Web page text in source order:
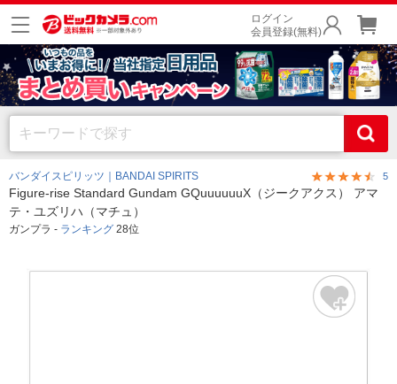
ログイン
会員登録(無料)
バンダイスピリッツ｜BANDAI SPIRITS 5
Figure-rise Standard Gundam GQuuuuuuX（ジークアクス） アマ
テ・ユズリハ（マチュ）
ガンプラ - ランキング 28位